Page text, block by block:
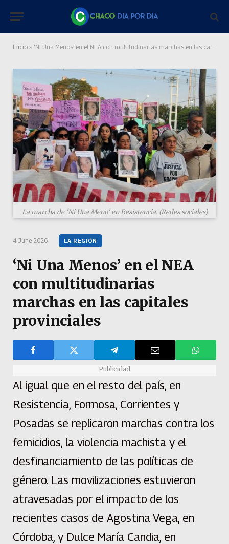
Inicio » ‘Ni Una Menos’ en el NEA con multitudinarias marchas en las capitales provinciales
4 June 2026 LA REGIÓN
‘Ni Una Menos’ en el NEA
con multitudinarias
marchas en las capitales
provinciales
La marcha de 'Ni Una Meno' en Resistencia. (Redes sociales)
Publicidad
Al igual que en el resto del país, en
Resistencia, Formosa, Corrientes y
Posadas se replicaron marchas contra los
femicidios, la violencia machista y el
desfinanciamiento de las políticas de
género. Las movilizaciones estuvieron
atravesadas por el impacto de los
recientes casos de Agostina Vega, en
Córdoba, y Dulce María Candia, en